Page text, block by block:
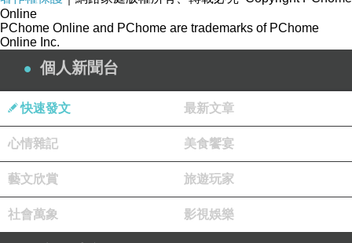
Online
PChome Online and PChome are trademarks of PChome
Online Inc.
個人新聞台
快速發文 最新文章
心情雜記 美食饗宴
藝文欣賞 旅遊玩家
社會萬象 影視娛樂